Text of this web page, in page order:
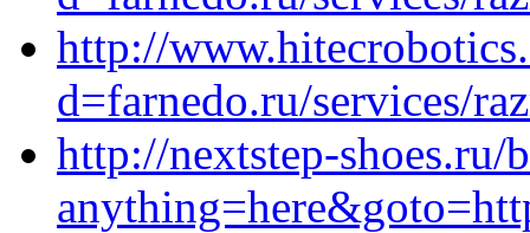
http://
d=farnedo.ru/services/
http://nextstep-